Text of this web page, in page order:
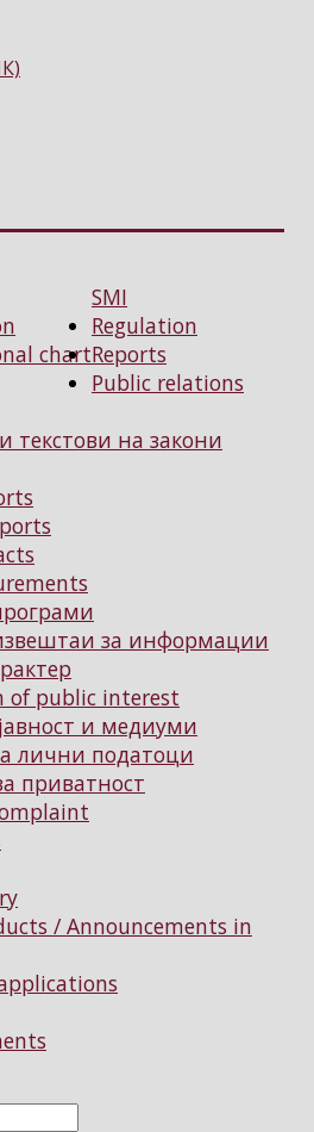
SMI
chart
Regulation
текстови на закони
Reports
за информации
Public relations
of public interest
и медиуми
лични податоци
приватност
/ Announcements in